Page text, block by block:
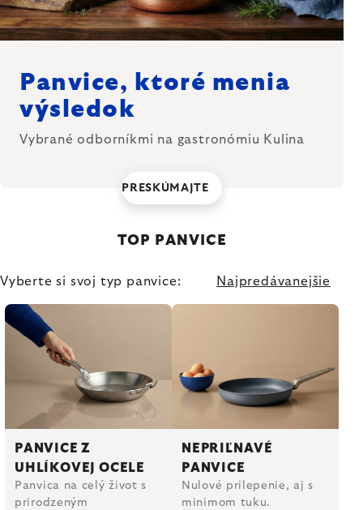
Panvice, ktoré menia
výsledok
Vybrané odborníkmi na gastronómiu Kulina
PRESKÚMAJTE
TOP PANVICE
Vyberte si svoj typ panvice: Najpredávanejšie
PANVICE Z
UHLÍKOVEJ OCELE
Panvica na celý život s
prirodzeným
NEPRIĽNAVÉ
PANVICE
Nulové prilepenie, aj s
minimom tuku.